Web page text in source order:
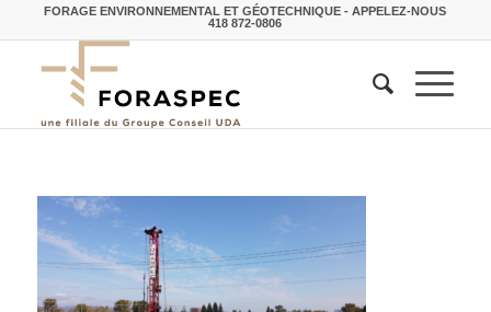
FORAGE ENVIRONNEMENTAL ET GÉOTECHNIQUE - APPELEZ-NOUS
418 872-0806